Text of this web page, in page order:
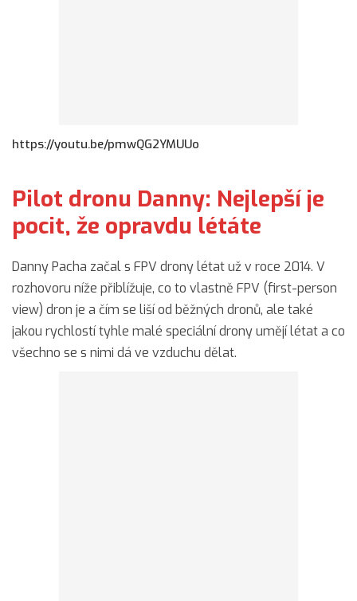
https://youtu.be/pmwQG2YMUUo
Pilot dronu Danny: Nejlepší je
pocit, že opravdu létáte
Danny Pacha začal s FPV drony létat už v roce 2014. V
rozhovoru níže přiblížuje, co to vlastně FPV (first-person
view) dron je a čím se liší od běžných dronů, ale také
jakou rychlostí tyhle malé speciální drony umějí létat a co
všechno se s nimi dá ve vzduchu dělat.